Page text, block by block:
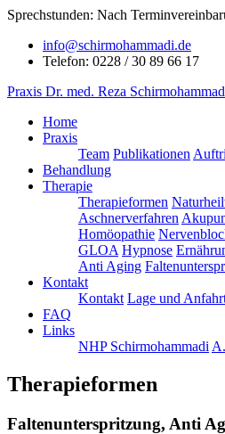
Sprechstunden: Nach
info@schirmohammadi.de
Telefon: 0228 / 30 89 66 17
Praxis Dr. med. Reza
Home
Praxis
Team Publikationen
Behandlung
Therapie
Therapieformen
Aschnerverfahren
Homöopathie
GLOA Hypnose
Anti Aging
Kontakt
Kontakt Lage und
FAQ
Links
NHP Schirmohammadi
Therapieformen
Faltenunterspritzung, Anti